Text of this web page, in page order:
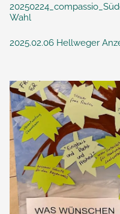
Wahl
2025.02.06 Hellweger